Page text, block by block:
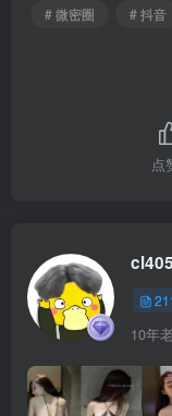
# 微密圈
# 抖音
点